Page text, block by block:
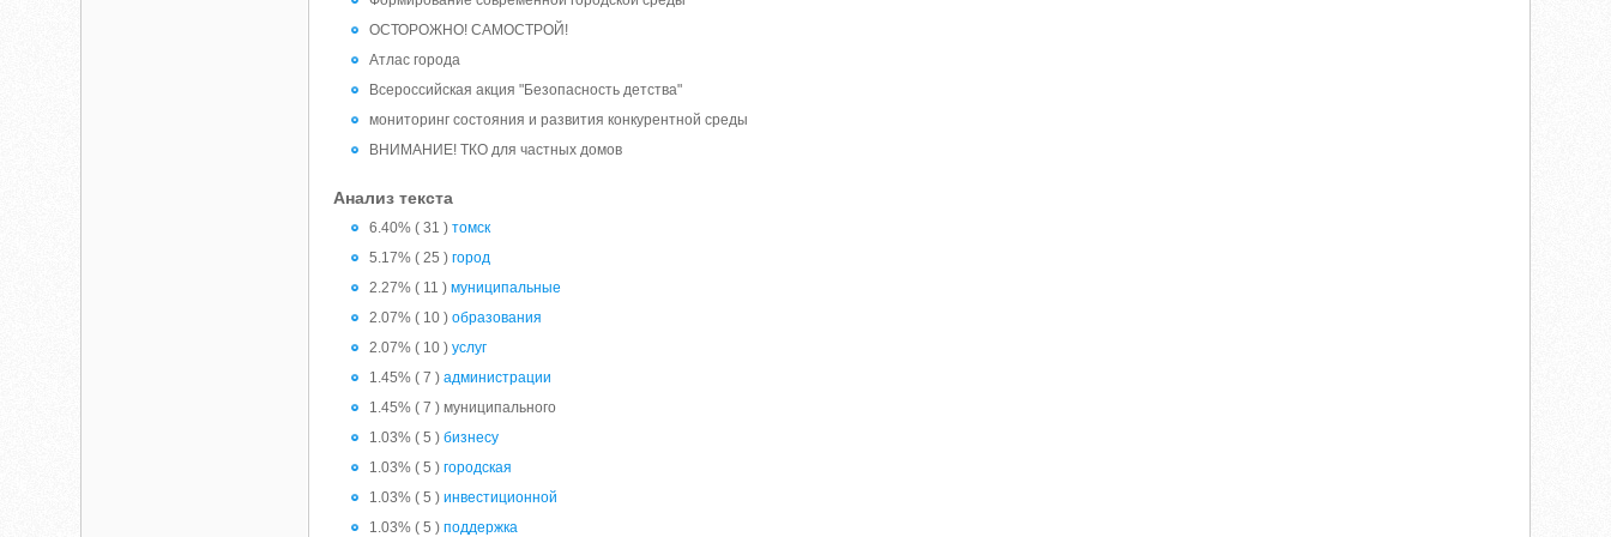
ОСТОРОЖНО! САМОСТРОЙ!
Атлас города
Всероссийская акция "Безопасность детства"
мониторинг состояния и развития конкурентной среды
ВНИМАНИЕ! ТКО для частных домов
Анализ текста
6.40% ( 31 )томск
5.17% ( 25 )город
2.27% ( 11 )муниципальные
2.07% ( 10 )образования
2.07% ( 10 )услуг
1.45% ( 7 )администрации
1.45% ( 7 ) муниципального
1.03% ( 5 )бизнесу
1.03% ( 5 )городская
1.03% ( 5 )инвестиционной
1.03% ( 5 )поддержка